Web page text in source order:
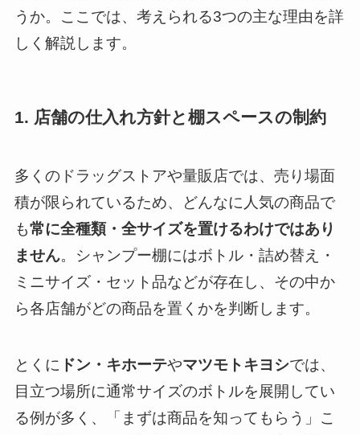
うか。ここでは、考えられる3つの主な理由を詳
しく解説します。
1. 店舗の仕入れ方針と棚スペースの制約
多くのドラッグストアや量販店では、売り場面
積が限られているため、どんなに人気の商品で
も常に全種類・全サイズを置けるわけではあり
ません。シャンプー棚にはボトル・詰め替え・
ミニサイズ・セット品などが存在し、その中か
ら各店舗がどの商品を置くかを判断します。
とくに ドン・キホーテやマツモトキヨシでは、
目立つ場所に通常サイズのボトルを展開してい
る例が多く、「まずは商品を知ってもらう」こ